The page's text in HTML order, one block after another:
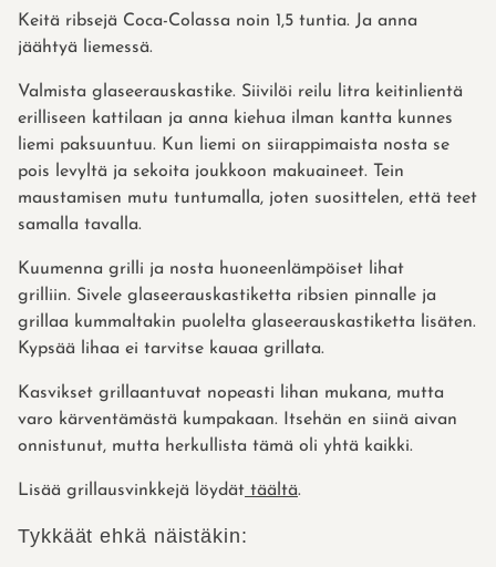
Keitä ribsejä Coca-Colassa noin 1,5 tuntia. Ja anna
jäähtyä liemessä.
Valmista glaseerauskastike. Siivilöi reilu litra keitinlientä
erilliseen kattilaan ja anna kiehua ilman kantta kunnes
liemi paksuuntuu. Kun liemi on siirappimaista nosta se
pois levyltä ja sekoita joukkoon makuaineet. Tein
maustamisen mutu tuntumalla, joten suosittelen, että teet
samalla tavalla.
Kuumenna grilli ja nosta huoneenlämpöiset lihat
grilliin. Sivele glaseerauskastiketta ribsien pinnalle ja
grillaa kummaltakin puolelta glaseerauskastiketta lisäten.
Kypsää lihaa ei tarvitse kauaa grillata.
Kasvikset grillaantuvat nopeasti lihan mukana, mutta
varo kärventämästä kumpakaan. Itsehän en siinä aivan
onnistunut, mutta herkullista tämä oli yhtä kaikki.
Lisää grillausvinkkejä löydät täältä.
Tykkäät ehkä näistäkin: